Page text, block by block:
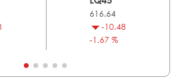
616.64
-10.48
-1.67 %